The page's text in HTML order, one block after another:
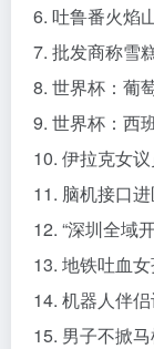
6. 吐鲁番火焰
7. 批发商称雪
8. 世界杯：葡
9. 世界杯：西
10. 伊拉克女
11. 脑机接口
12. “深圳全域
13. 地铁吐血
14. 机器人伴
15. 男子不掀